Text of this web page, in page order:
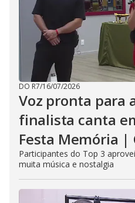
DO R7/16/07/2026
Voz pronta para
finalista canta
Festa Memória |
Participantes do Top 3
muita música e nostalgia